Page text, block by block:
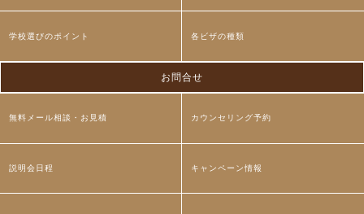
学校選びのポイント 各ビザの種類
お問合せ
無料メール相談・お見積 カウンセリング予約
説明会日程 キャンペーン情報